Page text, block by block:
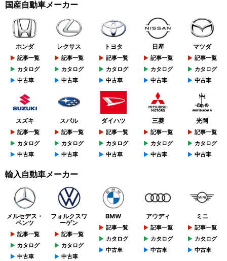
国産自動車メーカー
ホンダ
記事一覧
カタログ
中古車
レクサス
記事一覧
カタログ
中古車
トヨタ
記事一覧
カタログ
中古車
日産
記事一覧
カタログ
中古車
マツダ
記事一覧
カタログ
中古車
スズキ
記事一覧
カタログ
中古車
スバル
記事一覧
カタログ
中古車
ダイハツ
記事一覧
カタログ
中古車
三菱
記事一覧
カタログ
中古車
光岡
記事一覧
カタログ
中古車
輸入自動車メーカー
メルセデス・
ベンツ
記事一覧
カタログ
中古車
フォルクスワ
ーゲン
記事一覧
カタログ
中古車
BMW
記事一覧
カタログ
中古車
アウディ
記事一覧
カタログ
中古車
ミニ
記事一覧
カタログ
中古車